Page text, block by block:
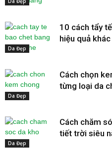
Da Đẹp
10 cách tẩy
hiệu quả
Da Đẹp
Cách chọn
từng loại da
Da Đẹp
Cách chăm
tiết trời siêu